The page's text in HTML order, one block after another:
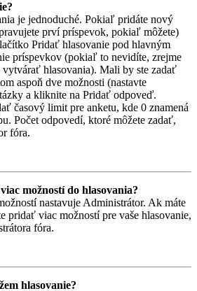
je jednoduché. Pokiaľ pridáte nový
prví príspevok, pokiaľ môžete)
Pridať hlasovanie pod hlavným
príspevkov (pokiaľ to nevidíte, zrejme
vytvárať hlasovania). Mali by ste zadať
aspoň dve možnosti (nastavte
a kliknite na Pridať odpoveď.
časový limit pre anketu, kde 0 znamená
Počet odpovedí, ktoré môžete zadať,
fóra.
možností do hlasovania?
nastavuje Administrátor. Ak máte
pridať viac možností pre vaše hlasovanie,
fóra.
hlasovanie?